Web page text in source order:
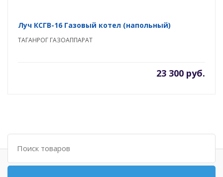
Луч КСГВ-16 Газовый котел (напольный)
ТАГАНРОГ ГАЗОАППАРАТ
23 300 руб.
Поиск